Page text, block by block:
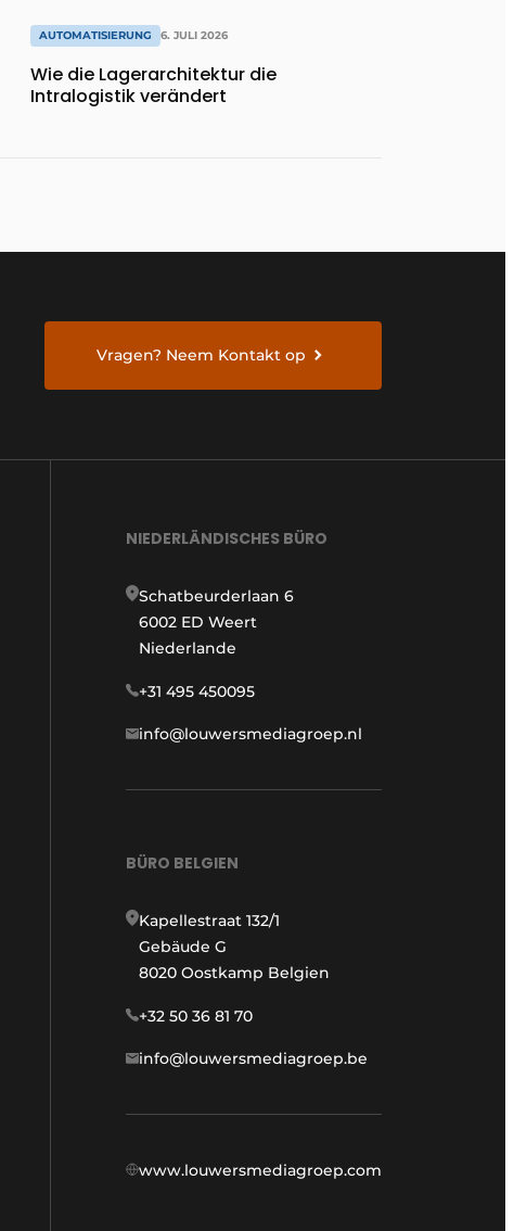
AUTOMATISIERUNG 6. JULI 2026
Wie die Lagerarchitektur die
Intralogistik verändert
Vragen? Neem Kontakt op
NIEDERLÄNDISCHES BÜRO
Schatbeurderlaan 6
6002 ED Weert
Niederlande
+31 495 450095
info@louwersmediagroep.nl
BÜRO BELGIEN
Kapellestraat 132/1
Gebäude G
8020 Oostkamp Belgien
+32 50 36 81 70
info@louwersmediagroep.be
www.louwersmediagroep.com